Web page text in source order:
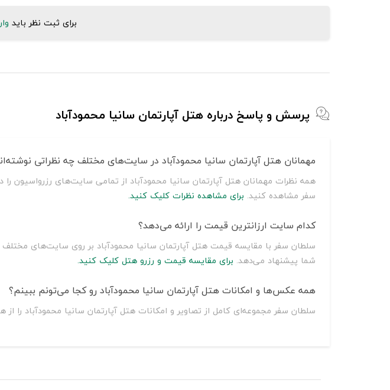
برای ثبت نظر باید
پرسش و پاسخ درباره هتل آپارتمان سانیا محمودآباد
مهمانان هتل آپارتمان سانیا محمودآباد در سایت‌های مختلف چه نظراتی
همه نظرات مهمانان هتل آپارتمان سانیا محمودآباد از تمامی سایت‌های رزرواسیون
سفر مشاهده کنید. برای مشاهده نظرات کلیک کنید.
کدام سایت ارزانترین قیمت را ارائه می‌دهد؟
شما پیشنهاد می‌دهد. برای مقایسه قیمت و رزرو هتل کلیک کنید.
همه عکس‌ها و امکانات هتل آپارتمان سانیا محمودآباد رو کجا می‌تونم ببینم؟
سلطان سفر مجموعه‌ای کامل از تصاویر و امکانات هتل آپارتمان سانیا محمودآباد را